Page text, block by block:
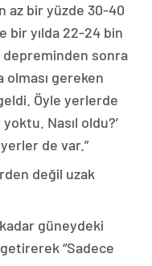
az bir yüzde 30-40
bir yılda 22-24 bin
depreminden sonra
olması gereken
Öyle yerlerde
Nasıl oldu?’
de var.”
değil uzak
güneydeki
“Sadece